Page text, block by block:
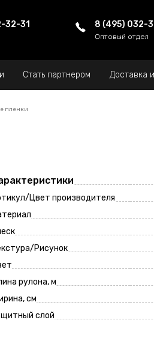
32-31 8 (495) 032-
Оптовый отдел
Стать партнером Доставка
пленки
Цвет производителя
Рисунок
рулона, м
см
слой